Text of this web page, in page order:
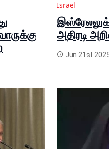
Israel
அதிரடி
Jun 21st